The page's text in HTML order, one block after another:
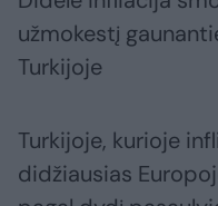
užmokestį
Turkijoje
Turkijoje, kurioje
didžiausias